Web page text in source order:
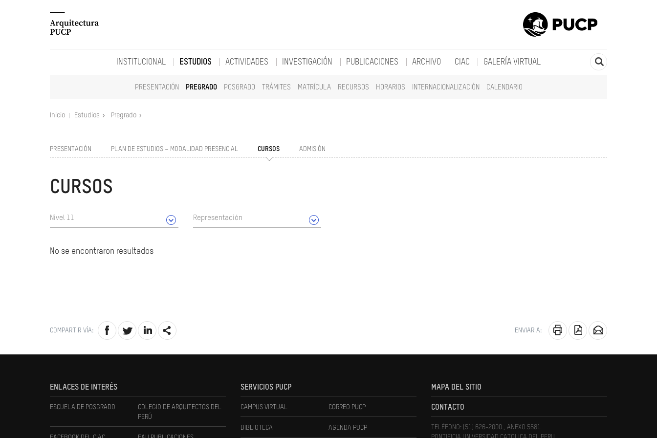
INSTITUCIONAL ESTUDIOS
PRESENTACIÓN PREGRADO POSGRADO TRÁMITES MATRÍCULA RECURSOS HORARIOS INTERNACIONALIZACIÓN CALENDARIO
ACTIVIDADES INVESTIGACIÓN PUBLICACIONES ARCHIVO CIAC GALERÍA VIRTUAL
Inicio Estudios Pregrado
PRESENTACIÓN PLAN DE ESTUDIOS – MODALIDAD PRESENCIAL CURSOS ADMISIÓN
CURSOS
Nivel 11 Representación
No se encontraron resultados
COMPARTIR VÍA: ENVIAR A:
ENLACES DE INTERÉS
ESCUELA DE POSGRADO
COLEGIO DE ARQUITECTOS DEL
PERÚ
SERVICIOS PUCP
CAMPUS VIRTUAL CORREO PUCP
BIBLIOTECA AGENDA PUCP
MAPA DEL SITIO
CONTACTO
TELÉFONO: (51) 626-2000 , ANEXO 5581